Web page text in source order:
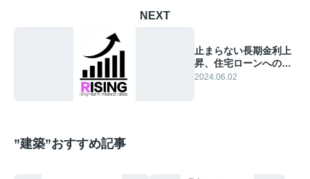
NEXT
止まらない長期金利上
昇、住宅ローンへの影
響は⁉︎
2024.06.02
”建築”おすすめ記事